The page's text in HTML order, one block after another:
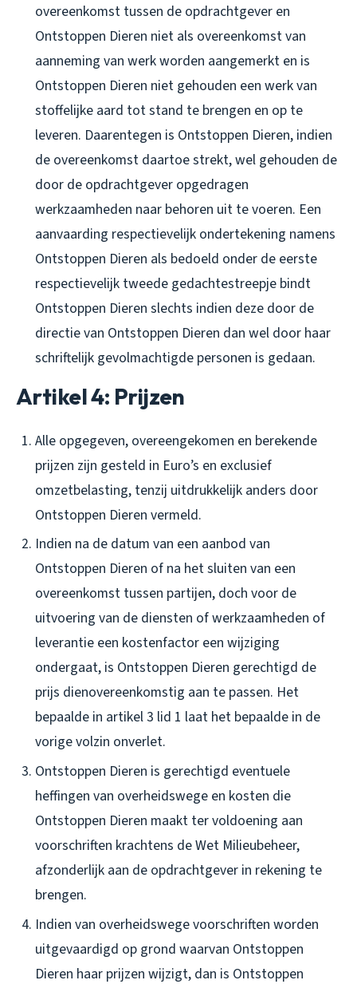
overeenkomst tussen de opdrachtgever en
Ontstoppen Dieren niet als overeenkomst van
aanneming van werk worden aangemerkt en is
Ontstoppen Dieren niet gehouden een werk van
stoffelijke aard tot stand te brengen en op te
leveren. Daarentegen is Ontstoppen Dieren, indien
de overeenkomst daartoe strekt, wel gehouden de
door de opdrachtgever opgedragen
werkzaamheden naar behoren uit te voeren. Een
aanvaarding respectievelijk ondertekening namens
Ontstoppen Dieren als bedoeld onder de eerste
respectievelijk tweede gedachtestreepje bindt
Ontstoppen Dieren slechts indien deze door de
directie van Ontstoppen Dieren dan wel door haar
schriftelijk gevolmachtigde personen is gedaan.
Artikel 4: Prijzen
Alle opgegeven, overeengekomen en berekende
prijzen zijn gesteld in Euro’s en exclusief
omzetbelasting, tenzij uitdrukkelijk anders door
Ontstoppen Dieren vermeld.
Indien na de datum van een aanbod van
Ontstoppen Dieren of na het sluiten van een
overeenkomst tussen partijen, doch voor de
uitvoering van de diensten of werkzaamheden of
leverantie een kostenfactor een wijziging
ondergaat, is Ontstoppen Dieren gerechtigd de
prijs dienovereenkomstig aan te passen. Het
bepaalde in artikel 3 lid 1 laat het bepaalde in de
vorige volzin onverlet.
Ontstoppen Dieren is gerechtigd eventuele
heffingen van overheidswege en kosten die
Ontstoppen Dieren maakt ter voldoening aan
voorschriften krachtens de Wet Milieubeheer,
afzonderlijk aan de opdrachtgever in rekening te
brengen.
Indien van overheidswege voorschriften worden
uitgevaardigd op grond waarvan Ontstoppen
Dieren haar prijzen wijzigt, dan is Ontstoppen